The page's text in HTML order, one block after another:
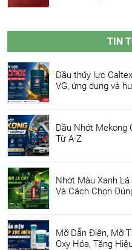
TIN
Dầu thủy lực
VG, ứng dụng và
Dầu Nhớt Mekong
Từ A-Z
Nhớt Màu Xanh
Và Cách Chọn
Mỡ Dẫn Điện, Mỡ
Oxy Hóa, Tăng